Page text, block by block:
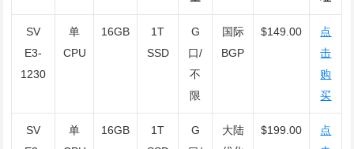
SV
E3-
1230
单
CPU
16GB
1T
SSD
G
口/
不
限
国际
BGP
$149.00
点
击
购
买
SV
单
16GB
1T
G
大陆
$199.00
点